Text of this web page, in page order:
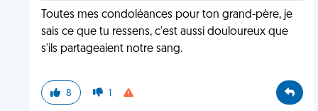
Toutes mes condoléances pour ton grand-père, je
sais ce que tu ressens, c'est aussi douloureux que
s'ils partageaient notre sang.
8 1